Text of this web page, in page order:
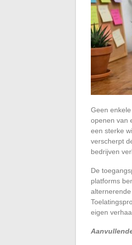
Geen
openen van
een sterke
verscherpt
bedrijven
De
platforms
eigen